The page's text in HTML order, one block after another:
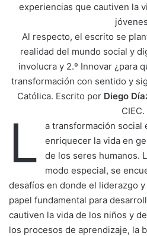
experiencias que cautiven la
Al respecto, el escrito se
realidad del mundo social y
involucra y 2.º Innovar ¿para
transformación con sentido y
Católica. Escrito por Diego
CIEC.
L
a transformación social
enriquecer la vida en
de los seres humanos.
modo especial, se
desafíos en donde el liderazgo
papel fundamental para
cautiven la vida de los niños y
los procesos de aprendizaje, la